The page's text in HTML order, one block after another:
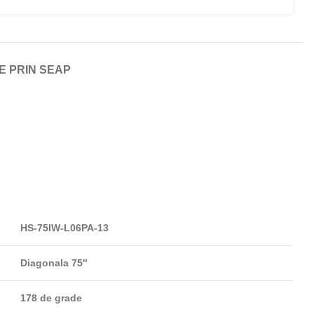
PRIN SEAP
HS-75IW-L06PA-13
Diagonala 75″
178 de grade